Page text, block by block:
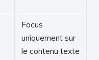
Focus
uniquement sur
le contenu texte